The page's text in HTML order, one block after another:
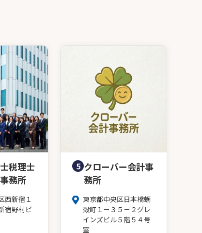
税理士
務所
西新宿１
宿野村ビ
5 クローバー会計事
務所
東京都中央区日本橋蛎
殻町１－３５－２グレ
インズビル５階５４号
室